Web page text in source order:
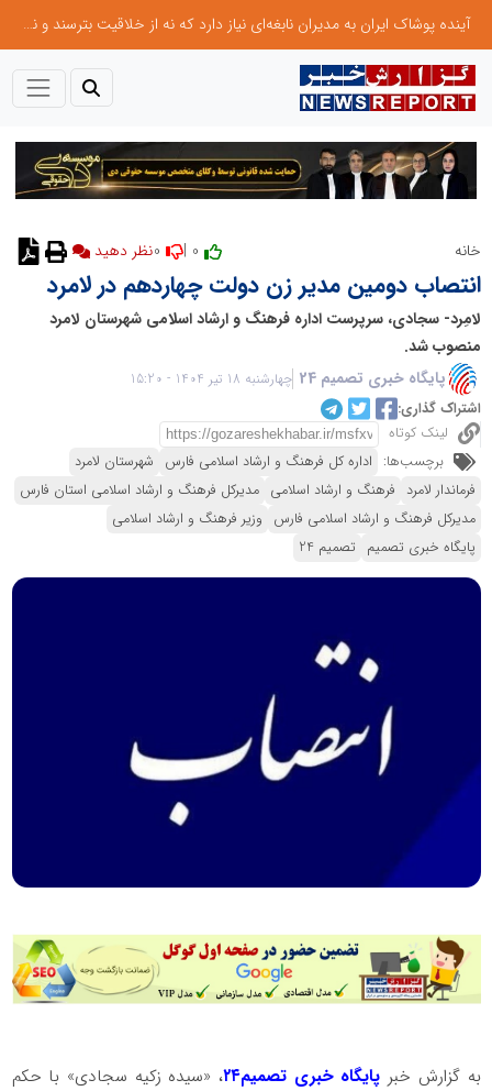
آینده پوشاک ایران به مدیران نابغه‌ای نیاز دارد که نه از خلاقیت بترسند و نه بروکراسی
خانه
انتصاب دومین مدیر زن دولت چهاردهم در لامرد
لامِرد- سجادی، سرپرست اداره فرهنگ و ارشاد اسلامی شهرستان لامرد
منصوب شد.
پایگاه خبری تصمیم 24
چهارشنبه 18 تیر 1404 - 15:20
اشتراک گذاری:
لینک کوتاه
برچسب‌ها: اداره کل فرهنگ و ارشاد اسلامی فارس شهرستان لامرد
فرماندار لامرد فرهنگ و ارشاد اسلامی مدیرکل فرهنگ و ارشاد اسلامی استان فارس
مدیرکل فرهنگ ‎و‎ ‎ارشاد ‎اسلامی ‎فارس
وزیر فرهنگ و ارشاد اسلامی
پایگاه خبری تصمیم تصمیم 24
به گزارش خبر پایگاه خبری تصمیم۲۴
، «سیده زکیه سجادی» با حکم